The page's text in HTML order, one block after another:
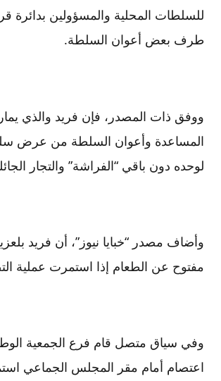
للسلطات المحلية والمسؤولين بدائرة
طرف بعض أعوان السلطة.
ووفق ذات المصدر، فإن فريد والذي
المساعدة وأعوان السلطة من عرض
لوحده دون باقي “الفراشة” والتجار
وأضاف مصدر “خبايا نيوز”، أن فريد
مفتوح عن الطعام إذا استمرت عملية
وفي سياق متصل قام فرع الجمعية
اعتصام أمام مقر المجلس الجماعي